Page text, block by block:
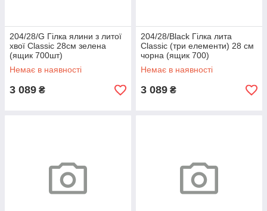
204/28/G Гілка ялини з литої
хвої Classic 28см зелена
(ящик 700шт)
Немає в наявності
3 089 ₴
204/28/Black Гілка лита
Classic (три елементи) 28 см
чорна (ящик 700)
Немає в наявності
3 089 ₴